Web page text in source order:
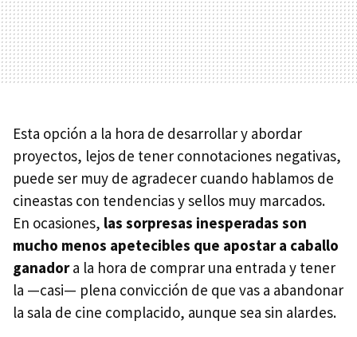
Esta opción a la hora de desarrollar y abordar
proyectos, lejos de tener connotaciones negativas,
puede ser muy de agradecer cuando hablamos de
cineastas con tendencias y sellos muy marcados.
En ocasiones, las sorpresas inesperadas son
mucho menos apetecibles que apostar a caballo
ganadora la hora de comprar una entrada y tener
la —casi— plena convicción de que vas a abandonar
la sala de cine complacido, aunque sea sin alardes.